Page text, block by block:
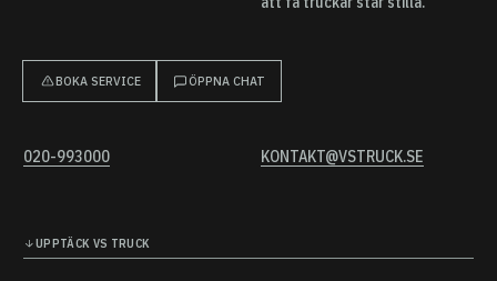
BOKA SERVICE ÖPPNA CHAT
020-993000 KONTAKT@VSTRUCK.SE
UPPTÄCK VS TRUCK